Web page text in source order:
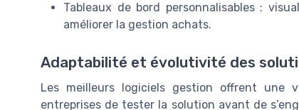
Tableaux de bord personnalisables :
améliorer la gestion achats.
Adaptabilité et évolutivité des
Les meilleurs logiciels gestion offrent une
entreprises de tester la solution avant de